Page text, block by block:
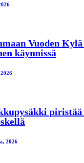
Vuoden
käynnissä
piristää
2026